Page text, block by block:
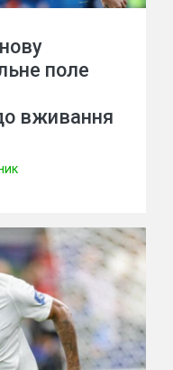
поле
вживання